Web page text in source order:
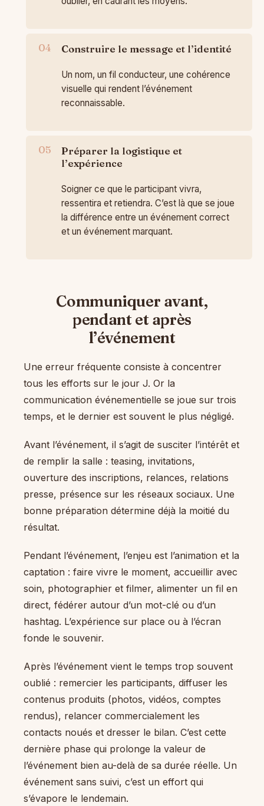
Construire le message et l’identité
Un nom, un fil conducteur, une cohérence
visuelle qui rendent l’événement
reconnaissable.
Préparer la logistique et
l’expérience
Soigner ce que le participant vivra,
ressentira et retiendra. C’est là que se joue
la différence entre un événement correct
et un événement marquant.
Communiquer avant,
pendant et après
l’événement
Une erreur fréquente consiste à concentrer
tous les efforts sur le jour J. Or la
communication événementielle se joue sur trois
temps, et le dernier est souvent le plus négligé.
Avant l’événement, il s’agit de susciter l’intérêt et
de remplir la salle : teasing, invitations,
ouverture des inscriptions, relances, relations
presse, présence sur les réseaux sociaux. Une
bonne préparation détermine déjà la moitié du
résultat.
Pendant l’événement, l’enjeu est l’animation et la
captation : faire vivre le moment, accueillir avec
soin, photographier et filmer, alimenter un fil en
direct, fédérer autour d’un mot-clé ou d’un
hashtag. L’expérience sur place ou à l’écran
fonde le souvenir.
Après l’événement vient le temps trop souvent
oublié : remercier les participants, diffuser les
contenus produits (photos, vidéos, comptes
rendus), relancer commercialement les
contacts noués et dresser le bilan. C’est cette
dernière phase qui prolonge la valeur de
l’événement bien au-delà de sa durée réelle. Un
événement sans suivi, c’est un effort qui
s’évapore le lendemain.